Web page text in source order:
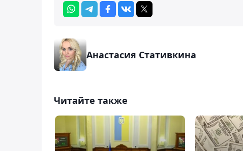
Анастасия Стативкина
Читайте также